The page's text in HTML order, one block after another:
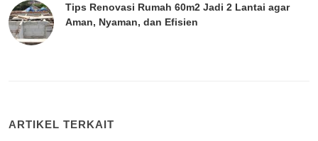
Tips Renovasi Rumah 60m2 Jadi 2 Lantai agar
Aman, Nyaman, dan Efisien
ARTIKEL TERKAIT